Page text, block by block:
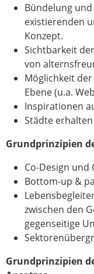
Bündelung
existierenden
Konzept.
Sichtbarkeit
von
Möglichkeit
Ebene (u.a.
Inspirationen
Städte
Grundprinzipien
Co-Design und
Bottom-up &
zwischen den
gegenseitige
Grundprinzipien